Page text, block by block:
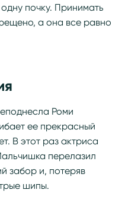
почку. Принимать
а она все равно
Роми
ее прекрасный
В этот раз актриса
перелазил
забор и, потеряв
шипы.